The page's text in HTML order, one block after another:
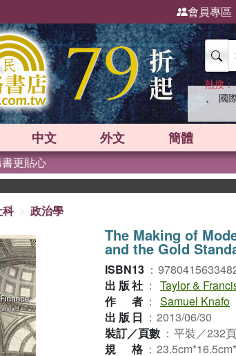
會員專區
熱搜：
、 國
中文 外文 簡體
更貼心
科 政治學
The Making of
and the Gold
ISBN13 ：
出版社 ： Taylor &
作者 ： Samuel Knafo
出版日 ： 2013/06/30
裝訂／頁數 ： 平裝／232頁
規格 ：